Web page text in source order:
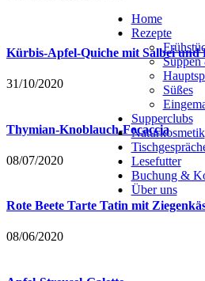
Home
Rezepte
Suppen
Süßes
Supperclubs
Naturkosmetik
Lesefutter
Buchung &
Über uns
Kürbis-Apfel-Quiche mit Salbei und
31/10/2020
Thymian-Knoblauch-Focaccia
08/07/2020
Rote Beete Tarte Tatin mit
08/06/2020